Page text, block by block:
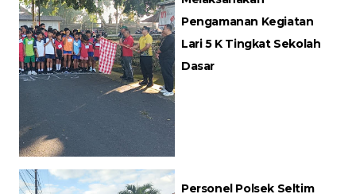
Pengamanan Kegiatan
Lari 5 K Tingkat Sekolah
Dasar
Personel Polsek Seltim